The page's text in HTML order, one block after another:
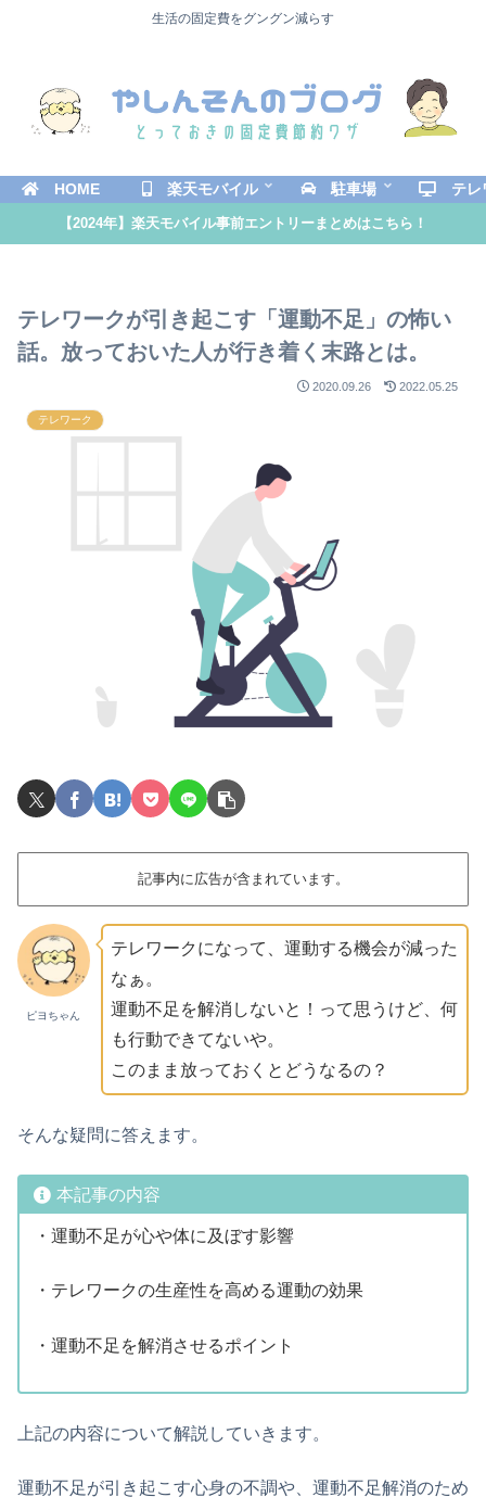
生活の固定費をグングン減らす
HOME 楽天モバイル 駐車場 テレ
【2024年】楽天モバイル事前エントリーまとめはこちら！
テレワークが引き起こす「運動不足」の怖い
話。放っておいた人が行き着く末路とは。
2020.09.26 2022.05.25
テレワーク
記事内に広告が含まれています。
ピヨちゃん
テレワークになって、運動する機会が減った
なぁ。
運動不足を解消しないと！って思うけど、何
も行動できてないや。
このまま放っておくとどうなるの？
そんな疑問に答えます。
本記事の内容
・運動不足が心や体に及ぼす影響
・テレワークの生産性を高める運動の効果
・運動不足を解消させるポイント
上記の内容について解説していきます。
運動不足が引き起こす心身の不調や、運動不足解消のため